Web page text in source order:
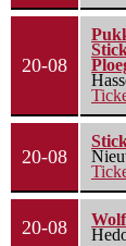
20-08
20-08
20-08